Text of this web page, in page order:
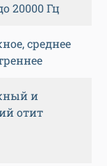
20000 Гц
среднее
и
отит